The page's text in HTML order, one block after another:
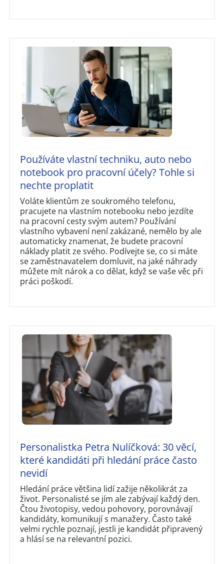
Používáte vlastní techniku, auto nebo
notebook pro pracovní účely? Tohle si
nechte proplatit
Voláte klientům ze soukromého telefonu,
pracujete na vlastním notebooku nebo jezdíte
na pracovní cesty svým autem? Používání
vlastního vybavení není zakázané, nemělo by ale
automaticky znamenat, že budete pracovní
náklady platit ze svého. Podívejte se, co si máte
se zaměstnavatelem domluvit, na jaké náhrady
můžete mít nárok a co dělat, když se vaše věc při
práci poškodí.
Personalistka Petra Nulíčková: 30 věcí,
které kandidáti při hledání práce často
nevidí
Hledání práce většina lidí zažije několikrát za
život. Personalisté se jím ale zabývají každý den.
Čtou životopisy, vedou pohovory, porovnávají
kandidáty, komunikují s manažery. Často také
velmi rychle poznají, jestli je kandidát připravený
a hlásí se na relevantní pozici.